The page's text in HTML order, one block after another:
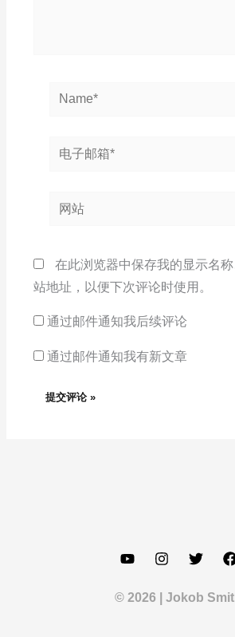
Name*
电
箱
网
在此浏览器中保存我的显示名
站地址，以便下次评论时使用。
通过邮件通知我后续评论
通过邮件通知我有新文章
© 2026 | Jokob